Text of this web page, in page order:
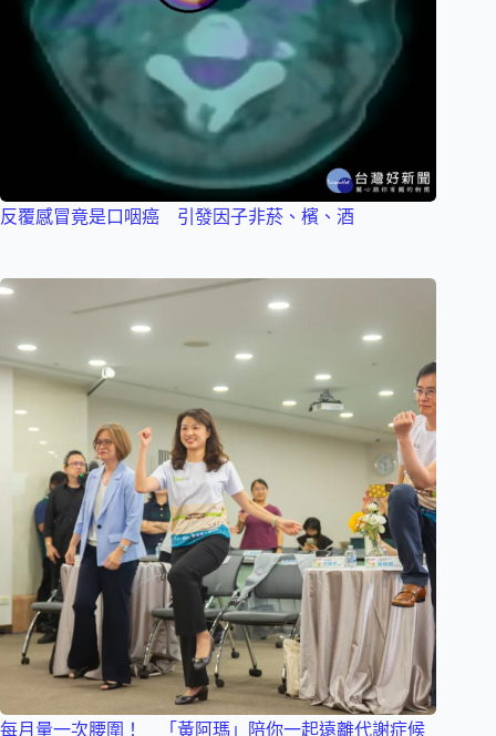
反覆感冒竟是口咽癌 引發因子非菸、檳、酒
每月量一次腰圍！ 「黃阿瑪」陪你一起遠離代謝症候